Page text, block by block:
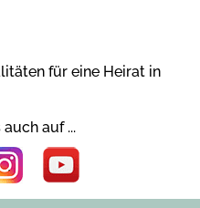
für eine Heirat in
auf ...